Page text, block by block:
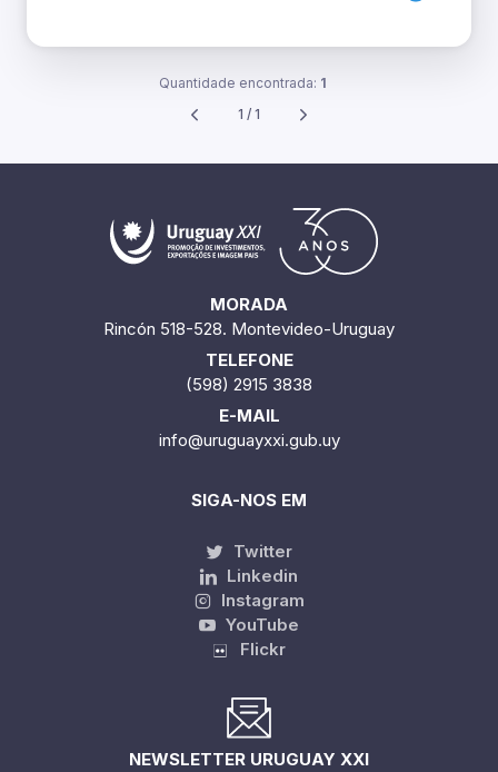
Quantidade encontrada: 1
1 / 1
MORADA
Rincón 518-528. Montevideo-Uruguay
TELEFONE
(598) 2915 3838
E-MAIL
info@uruguayxxi.gub.uy
SIGA-NOS EM
Twitter
Linkedin
Instagram
YouTube
Flickr
NEWSLETTER URUGUAY XXI